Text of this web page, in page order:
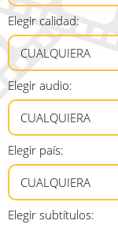
Elegir calidad:
Elegir audio:
Elegir país:
Elegir subtítulos: